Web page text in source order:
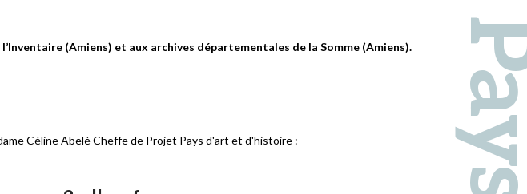
(Amiens) et aux archives départementales de la Somme (Amiens).
Céline Abelé Cheffe de Projet Pays d'art et d'histoire :